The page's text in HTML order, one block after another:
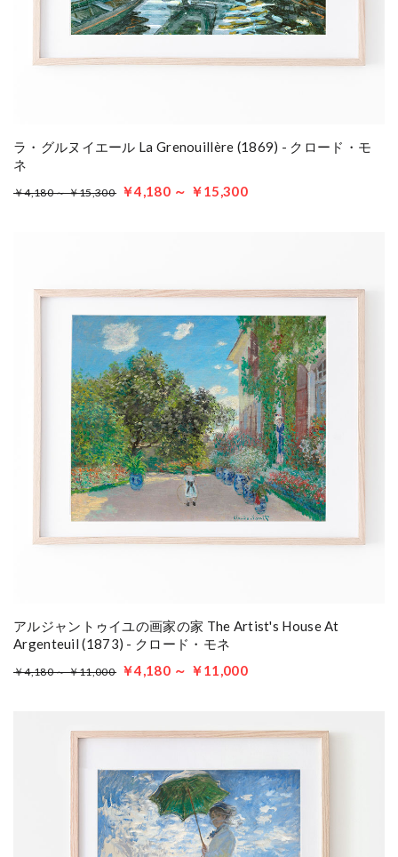
ラ・グルヌイエール La Grenouillère (1869) - クロード・モ
ネ
￥4,180 ～ ￥15,300 ￥4,180 ～ ￥15,300
アルジャントゥイユの画家の家 The Artist's House At
Argenteuil (1873) - クロード・モネ
￥4,180 ～ ￥11,000 ￥4,180 ～ ￥11,000